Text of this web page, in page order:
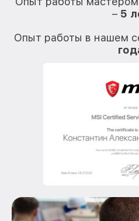
– 5
Опыт работы в нашем